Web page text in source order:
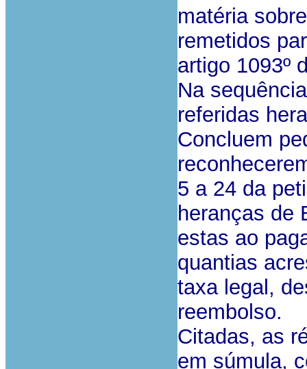
matéria
remetidos
artigo 1093º
Na
referidas
Concluem
5 a 24 da
heranças de
estas ao
quantias
taxa legal,
reembolso.
Citadas, as
em súmula,